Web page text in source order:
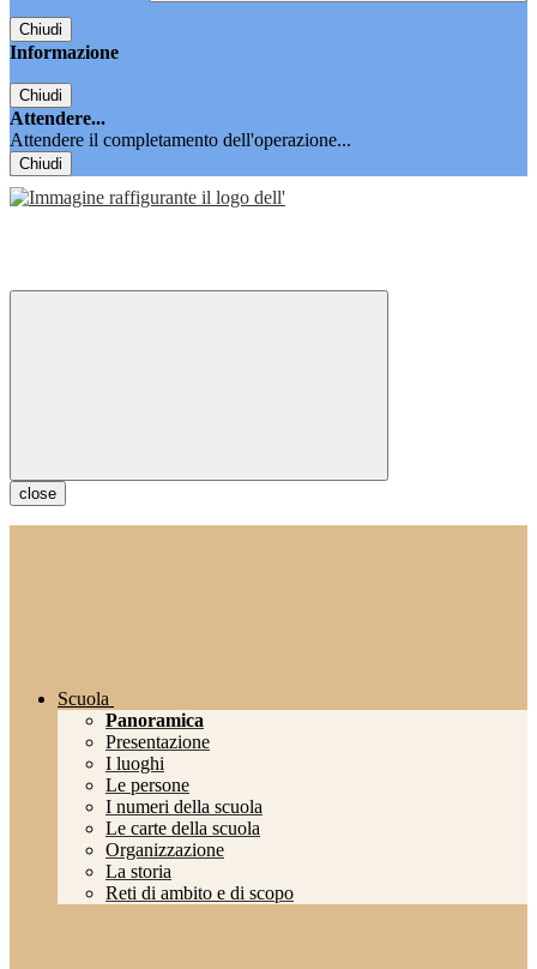
Chiudi
Informazione
Chiudi
Attendere...
Attendere il completamento dell'operazione...
Chiudi
close
Scuola
Panoramica
Presentazione
I luoghi
Le persone
I numeri della scuola
Le carte della scuola
Organizzazione
La storia
Reti di ambito e di scopo